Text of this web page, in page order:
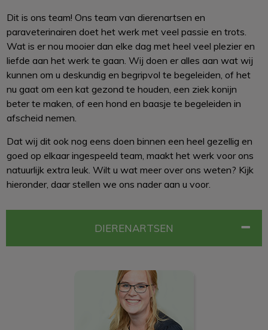
Dit is ons team! Ons team van dierenartsen en
paraveterinairen doet het werk met veel passie en trots.
Wat is er nou mooier dan elke dag met heel veel plezier en
liefde aan het werk te gaan. Wij doen er alles aan wat wij
kunnen om u deskundig en begripvol te begeleiden, of het
nu gaat om een kat gezond te houden, een ziek konijn
beter te maken, of een hond en baasje te begeleiden in
afscheid nemen.
Dat wij dit ook nog eens doen binnen een heel gezellig en
goed op elkaar ingespeeld team, maakt het werk voor ons
natuurlijk extra leuk. Wilt u wat meer over ons weten? Kijk
hieronder, daar stellen we ons nader aan u voor.
DIERENARTSEN
HANNE